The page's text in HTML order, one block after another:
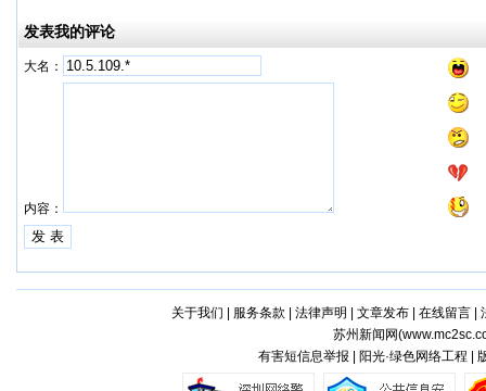
发表我的评论
大名：
内容：
关于我们 服务条款 法律声明 文章发布| 在线留言|
苏州新闻网(
有害短信息举报 | 阳光·绿色网络工程 |